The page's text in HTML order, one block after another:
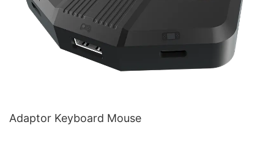
Adaptor Keyboard Mouse